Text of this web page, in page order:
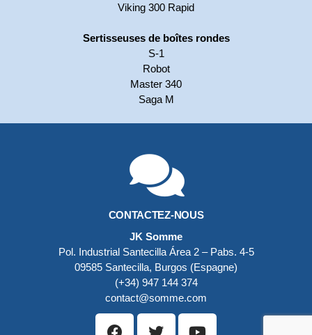
Viking 300 Rapid
Sertisseuses de boîtes rondes
S-1
Robot
Master 340
Saga M
CONTACTEZ-NOUS
JK Somme
Pol. Industrial Santecilla Área 2 – Pabs. 4-5
09585 Santecilla, Burgos (Espagne)
(+34) 947 144 374
contact@somme.com